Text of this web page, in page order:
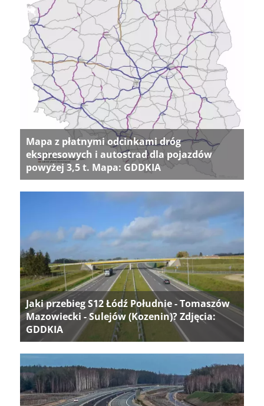
Mapa z płatnymi odcinkami dróg
ekspresowych i autostrad dla pojazdów
powyżej 3,5 t. Mapa: GDDKIA
Jaki przebieg S12 Łódź Południe - Tomaszów
Mazowiecki - Sulejów (Kozenin)? Zdjęcia:
GDDKIA